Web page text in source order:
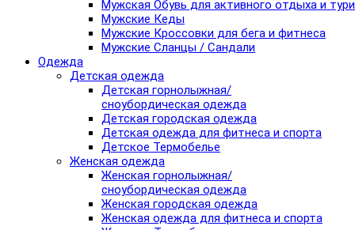
Мужская Обувь для активного отдыха и
Мужские Кеды
Мужские Кроссовки для бега и фитнеса
Мужские Сланцы / Сандали
Одежда
Детская одежда
Детская горнолыжная/
сноубордическая одежда
Детская городская одежда
Детская одежда для фитнеса и спорта
Детское Термобелье
Женская одежда
Женская горнолыжная/
сноубордическая одежда
Женская городская одежда
Женская одежда для фитнеса и спорта